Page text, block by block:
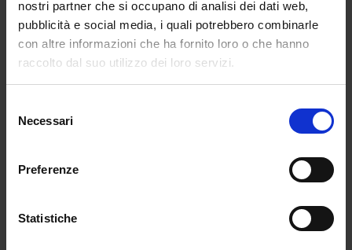
nostri partner che si occupano di analisi dei dati web,
pubblicità e social media, i quali potrebbero combinarle
con altre informazioni che ha fornito loro o che hanno
raccolto dal suo utilizzo dei loro servizi.
delNecessari
Preferenze
Statistiche
sostegno(anche non continuativi) nelle
scuole statali o paritarie negli ultimi cinque
anni svolti per il grado richiesto.
Gli anni considerati, come confermato dai
2023/24